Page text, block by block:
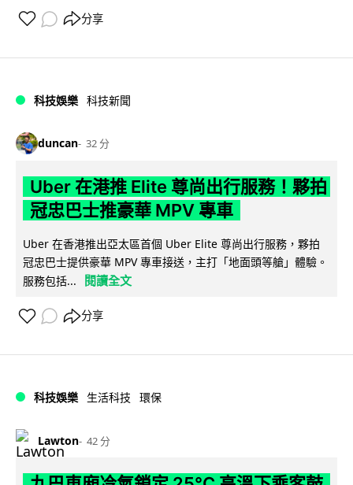
分享
科技娛樂 科技新聞
duncan 32 分
Uber 在港推 Elite 尊尚出行服務！夥拍
冠忠巴士推豪華 MPV 專車
Uber 在香港推出亞太區首個 Uber Elite 尊尚出行服務，夥拍
冠忠巴士提供豪華 MPV 專車接送，主打「地面頭等艙」體驗。
服務包括...
閱讀全文
分享
科技娛樂 生活科技 環保
Lawton 42 分